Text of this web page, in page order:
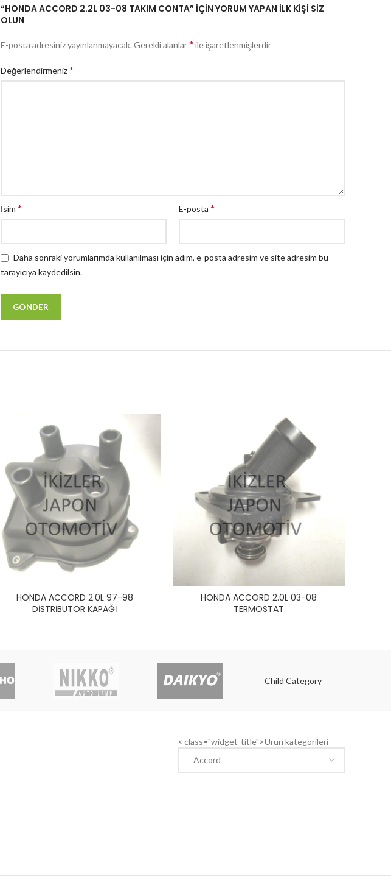
“HONDA ACCORD 2.2L 03-08 TAKIM CONTA” IÇIN YORUM YAPAN ILK KIŞI SIZ
OLUN
E-posta adresiniz yayınlanmayacak. Gerekli alanlar* ile işaretlenmişlerdir
Değerlendirmeniz*
İsim * E-posta *
Daha sonraki yorumlarımda kullanılması için adım, e-posta adresim ve site adresim bu
tarayıcıya kaydedilsin.
HONDA ACCORD 2.0L 97-98
DİSTRİBÜTÖR KAPAĞİ
HONDA ACCORD 2.0L 03-08
TERMOSTAT
Child Category
< class="widget-title">Ürün kategorileri